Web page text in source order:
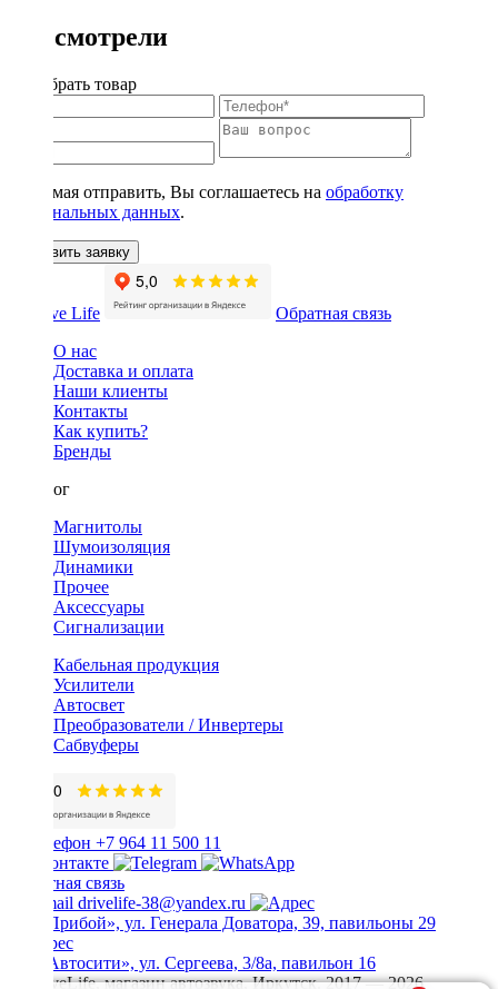
Вы смотрели
Подобрать товар
Нажимая отправить, Вы соглашаетесь на обработку
персональных данных.
Оставить заявку
Обратная связь
О нас
Доставка и оплата
Наши клиенты
Контакты
Как купить?
Бренды
Каталог
Магнитолы
Шумоизоляция
Динамики
Прочее
Аксессуары
Сигнализации
Кабельная продукция
Усилители
Автосвет
Преобразователи / Инвертеры
Сабвуферы
+7 964 11 500 11
Обратная связь
drivelife-38@yandex.ru
ТЦ «Прибой», ул. Генерала Доватора, 39, павильоны 29
ТЦ «Автосити», ул. Сергеева, 3/8а, павильон 16
© DriveLife, магазин автозвука, Иркутск. 2017 — 2026